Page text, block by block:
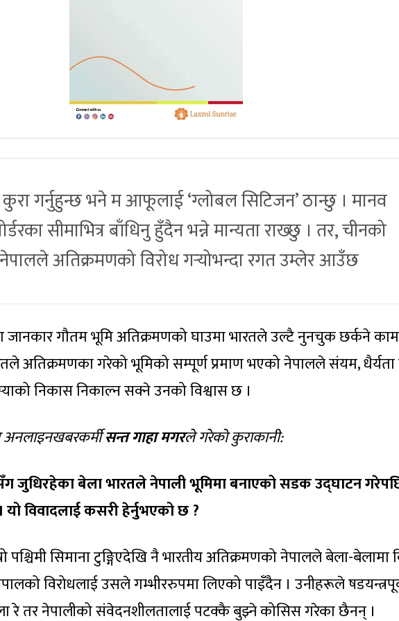
गर्नुहुन्छ भने म आफूलाई ‘ग्लोबल सिटिजन’ ठान्छु । मानव
सीमाभित्र बाँधिनु हुँदैन भन्ने मान्यता राख्छु । तर, चीनको
अतिक्रमणको विरोध गर्‍योभन्दा रगत उम्लेर आउँछ
जानकार गौतम भूमि अतिक्रमणको घाउमा भारतले उल्टै नुनचुक छर्कने काम
अतिक्रमणका गरेको भूमिको सम्पूर्ण प्रमाण भएको नेपालले संयम, धैर्यता
निकास निकाल्न सक्ने उनको विश्वास छ ।
अनलाइनखबरकर्मीसन्त गाहा मगरले गरेको कुराकानी:
जुधिरहेका बेला भारतले नेपाली भूमिमा बनाएको सडक उद्घाटन
यो विवादलाई कसरी हेर्नुभएको छ ?
पश्चिमी सिमाना टुङ्गिएदेखि नै भारतीय अतिक्रमणको नेपालले बेला-बेलामा
विरोधलाई उसले गम्भीररुपमा लिएको पाइँदैन । उनीहरूले
रे तर नेपालीको संवेदनशीलतालाई पटक्कै बुझ्ने कोसिस गरेका छैनन् ।